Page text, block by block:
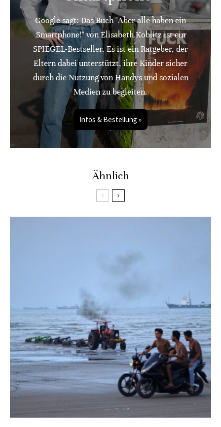
Google sagt: Das Buch "Aber alle haben ein
Smartphone!" von Elisabeth Koblitz ist ein
SPIEGEL-Bestseller. Es ist ein Ratgeber, der
Eltern dabei unterstützt, ihre Kinder sicher
durch die Nutzung von Handys und sozialen
Medien zu begleiten.
Infos & Bestellung »
Ähnlich